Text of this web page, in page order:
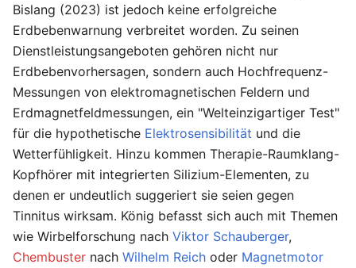
Bislang (2023) ist jedoch keine erfolgreiche
Erdbebenwarnung verbreitet worden. Zu seinen
Dienstleistungsangeboten gehören nicht nur
Erdbebenvorhersagen, sondern auch Hochfrequenz-
Messungen von elektromagnetischen Feldern und
Erdmagnetfeldmessungen, ein "Welteinzigartiger Test"
für die hypothetische Elektrosensibilität und die
Wetterfühligkeit. Hinzu kommen Therapie-Raumklang-
Kopfhörer mit integrierten Silizium-Elementen, zu
denen er undeutlich suggeriert sie seien gegen
Tinnitus wirksam. König befasst sich auch mit Themen
wie Wirbelforschung nach Viktor Schauberger,
Chembuster nach Wilhelm Reich oder Magnetmotor